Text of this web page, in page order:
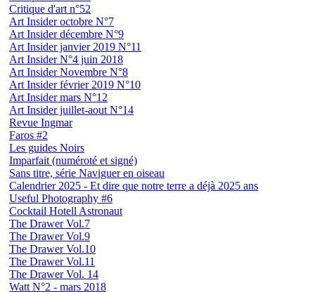
Critique d'art n°52
Art Insider octobre N°7
Art Insider décembre N°9
Art Insider janvier 2019 N°11
Art Insider N°4 juin 2018
Art Insider Novembre N°8
Art Insider février 2019 N°10
Art Insider mars N°12
Art Insider juillet-aout N°14
Revue Ingmar
Faros #2
Les guides Noirs
Imparfait (numéroté et signé)
Sans titre, série Naviguer en oiseau
Calendrier 2025 - Et dire que notre terre a déjà 2025 ans
Useful Photography #6
Cocktail Hotell Astronaut
The Drawer Vol.7
The Drawer Vol.9
The Drawer Vol.10
The Drawer Vol.11
The Drawer Vol. 14
Watt N°2 - mars 2018